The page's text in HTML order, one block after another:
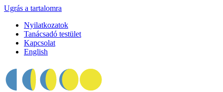
Ugrás a tartalomra
Nyilatkozatok
Tanácsadó testület
Kapcsolat
English